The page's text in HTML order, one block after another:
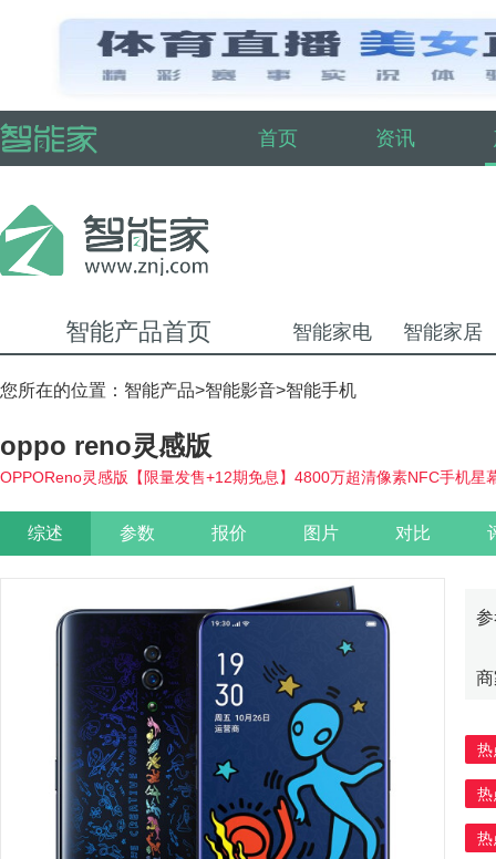
首页 资讯
智能产品首页 智能家电 智能家居
您所在的位置： 智能产品>智能影音>智能手机
oppo reno灵感版
OPPOReno灵感版【限量发售+12期免息】4800万超清像素NFC手机星
综述 参数 报价 图片 对比
热
热
热